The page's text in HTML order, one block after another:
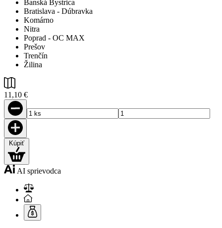
Banská Bystrica
Bratislava - Dúbravka
Komárno
Nitra
Poprad - OC MAX
Prešov
Trenčín
Žilina
11,10 €
AI sprievodca